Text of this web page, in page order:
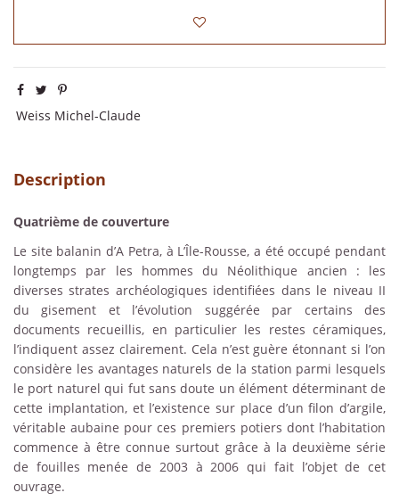
Weiss Michel-Claude
Description
Quatrième de couverture
Le site balanin d’A Petra, à L’Île-Rousse, a été occupé pendant
longtemps par les hommes du Néolithique ancien : les
diverses strates archéologiques identifiées dans le niveau II
du gisement et l’évolution suggérée par certains des
documents recueillis, en particulier les restes céramiques,
l’indiquent assez clairement. Cela n’est guère étonnant si l’on
considère les avantages naturels de la station parmi lesquels
le port naturel qui fut sans doute un élément déterminant de
cette implantation, et l’existence sur place d’un filon d’argile,
véritable aubaine pour ces premiers potiers dont l’habitation
commence à être connue surtout grâce à la deuxième série
de fouilles menée de 2003 à 2006 qui fait l’objet de cet
ouvrage.